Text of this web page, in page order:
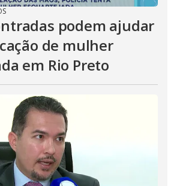
podem ajudar
de mulher
em Rio Preto